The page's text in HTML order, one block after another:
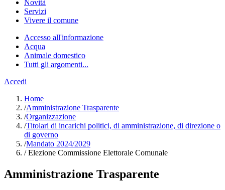
Novità
Servizi
Vivere il comune
Accesso all'informazione
Acqua
Animale domestico
Tutti gli argomenti...
Accedi
Home
/Amministrazione Trasparente
/Organizzazione
/Titolari di incarichi politici, di amministrazione, di direzione o
di governo
/Mandato 2024/2029
/Elezione Commissione Elettorale Comunale
Amministrazione Trasparente